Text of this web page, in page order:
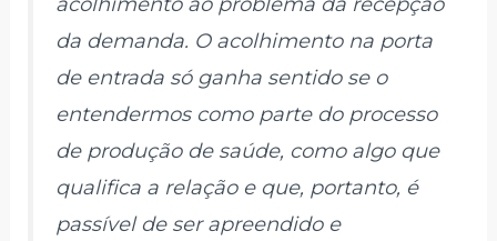
da demanda. O acolhimento na porta
de entrada só ganha sentido se o
entendermos como parte do processo
de produção de saúde, como algo que
qualifica a relação e que, portanto, é
passível de ser apreendido e